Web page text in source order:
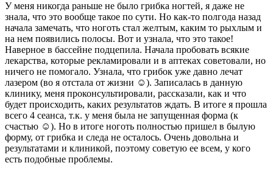
У меня никогда раньше не было грибка ногтей, я даже не
знала, что это вообще такое по сути. Но как-то полгода назад
начала замечать, что ноготь стал желтым, каким то рыхлым и
на нем появились полосы. Вот и узнала, что это такое!
Наверное в бассейне подцепила. Начала пробовать всякие
лекарства, которые рекламировали и в аптеках советовали, но
ничего не помогало. Узнала, что грибок уже давно лечат
лазером (во я отстала от жизни ☺). Записалась в данную
клинику, меня проконсультировали, рассказали, как и что
будет происходить, каких результатов ждать. В итоге я прошла
всего 4 сеанса, т.к. у меня была не запущенная форма (к
счастью ☺). Но в итоге ноготь полностью пришел в былую
форму, от грибка и следа не осталось. Очень довольна и
результатами и клиникой, поэтому советую ее всем, у кого
есть подобные проблемы.